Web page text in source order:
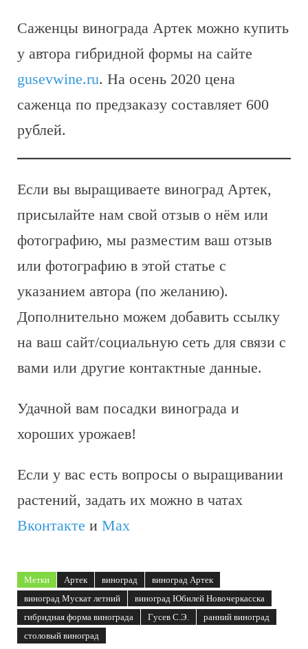
Саженцы винограда Артек можно купить
у автора гибридной формы на сайте
gusevwine.ru. На осень 2020 цена
саженца по предзаказу составляет 600
рублей.
Если вы выращиваете виноград Артек,
присылайте нам свой отзыв о нём или
фотографию, мы разместим ваш отзыв
или фотографию в этой статье с
указанием автора (по желанию).
Дополнительно можем добавить ссылку
на ваш сайт/социальную сеть для связи с
вами или другие контактные данные.
Удачной вам посадки винограда и
хороших урожаев!
Если у вас есть вопросы о выращивании
растений, задать их можно в чатах
Вконтакте и Max
Метки Артек виноград
виноград Артек
виноград Мускат летний
виноград Юбилей Новочеркасска
гибридная форма винограда
Гусев С.Э.
ранний виноград
столовый виноград